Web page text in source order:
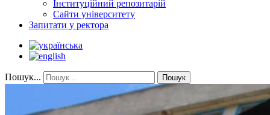
Інституційний репозитарій
Сайти університету
Запитати у ректора
Пошук... Пошук